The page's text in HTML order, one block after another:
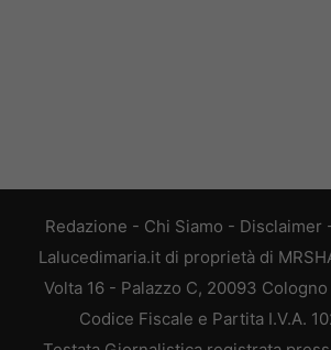
Redazione - Chi Siamo - Disclaimer
Lalucedimaria.it di proprietà di
Volta 16 - Palazzo C, 20093
Codice Fiscale e Partita I.V.A.